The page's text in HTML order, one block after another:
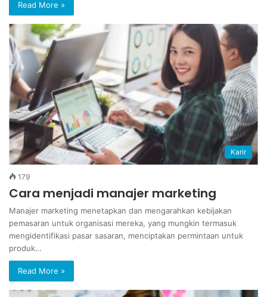
Read More »
Karir
179
Cara menjadi manajer marketing
Manajer marketing menetapkan dan mengarahkan kebijakan
pemasaran untuk organisasi mereka, yang mungkin termasuk
mengidentifikasi pasar sasaran, menciptakan permintaan untuk
produk…
Read More »